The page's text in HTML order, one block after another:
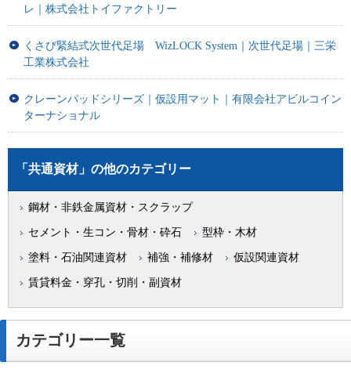
レ｜株式会社トイファクトリー
くさび緊結式次世代足場 WizLOCK System｜次世代足場｜三栄
工業株式会社
クレーンパッドシリーズ｜仮設用マット｜有限会社アビルコイン
ターナショナル
「共通資材」の他のカテゴリー
鋼材・非鉄金属資材・スクラップ
セメント・生コン・骨材・砕石 型枠・木材
塗料・石油関連資材 補強・補修材 仮設関連資材
賃貸料金・穿孔・切削・副資材
カテゴリー一覧